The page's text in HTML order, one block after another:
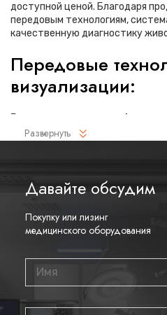
доступной ценой. Благодаря
передовым технологиям,
качественную диагностику
Передовые
визуализации:
Революционная платформа
органов
Непрерывная
изображения
Адаптация к
животных
Развернуть
Давайте обсудим
Покупку или лизинг
медицинского оборудования